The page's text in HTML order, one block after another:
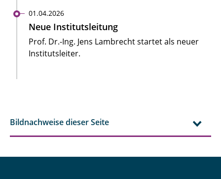
01.04.2026
Neue Institutsleitung
Prof. Dr.-Ing. Jens Lambrecht startet als neuer
Institutsleiter.
Bildnachweise dieser Seite